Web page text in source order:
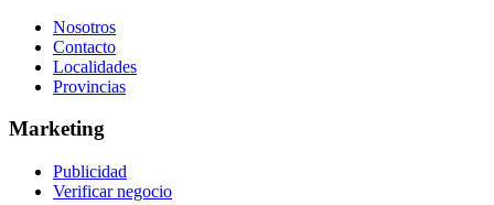
Nosotros
Contacto
Localidades
Provincias
Marketing
Publicidad
Verificar negocio